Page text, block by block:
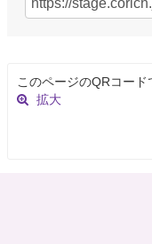
このページのQRコード
拡大